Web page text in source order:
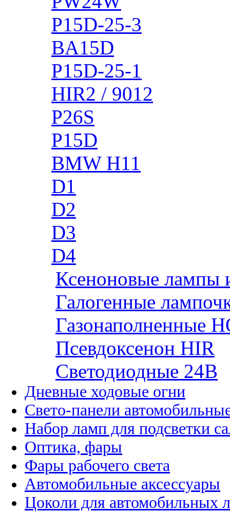
P15D-25-3
BA15D
P15D-25-1
HIR2 / 9012
P26S
P15D
BMW H11
D1
D2
D3
D4
Ксеноновые лампы
Галогенные
Газонаполненные
Псевдоксенон HIR
Cветодиодные 24B
Дневные ходовые огни
Свето-панели
Набор ламп для подсветки
Оптика, фары
Фары рабочего света
Автомобильные аксессуары
Цоколи для автомобильных